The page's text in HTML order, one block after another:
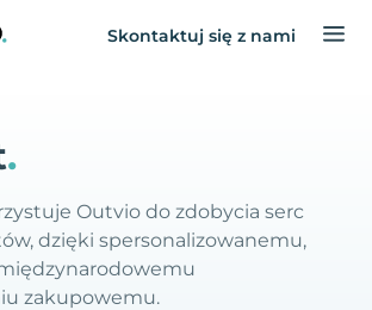
Skontaktuj się z nami
.
Outvio do zdobycia serc
dzięki spersonalizowanemu,
zakupowemu.